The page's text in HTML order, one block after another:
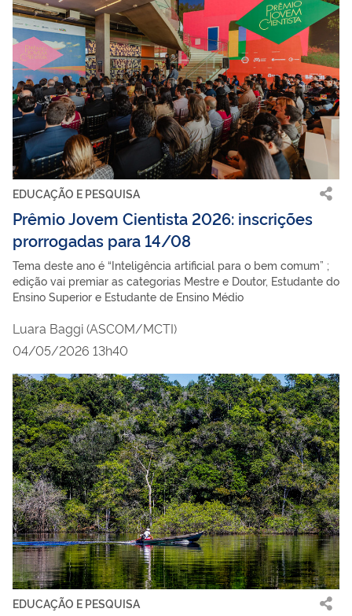
EDUCAÇÃO E PESQUISA
Prêmio Jovem Cientista 2026: inscrições
prorrogadas para 14/08
Tema deste ano é “Inteligência artificial para o bem comum” ;
edição vai premiar as categorias Mestre e Doutor, Estudante do
Ensino Superior e Estudante de Ensino Médio
Luara Baggi (ASCOM/MCTI)
04/05/2026 13h40
EDUCAÇÃO E PESQUISA